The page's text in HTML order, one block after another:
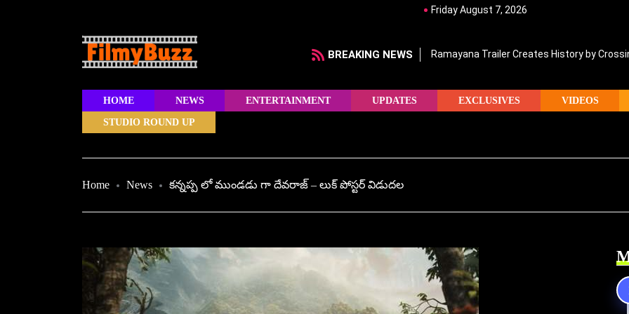
Friday August 7, 2026
BREAKING NEWS Ramayana Trailer Creates History by
HOME NEWS ENTERTAINMENT UPDATES EXCLUSIVES VIDEOS
STUDIO ROUND UP
Home News కన్నప్ప లో ముండడు గా దేవరాజ్ – లుక్ పోస్టర్‌ విడుదల